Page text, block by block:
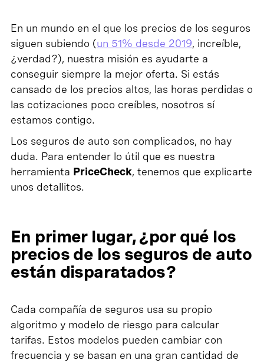
En un mundo en el que los precios de los seguros
siguen subiendo (un 51% desde 2019, increíble,
¿verdad?), nuestra misión es ayudarte a
conseguir siempre la mejor oferta. Si estás
cansado de los precios altos, las horas perdidas o
las cotizaciones poco creíbles, nosotros sí
estamos contigo.
Los seguros de auto son complicados, no hay
duda. Para entender lo útil que es nuestra
herramienta PriceCheck, tenemos que explicarte
unos detallitos.
En primer lugar, ¿por qué los
precios de los seguros de auto
están disparatados?
Cada compañía de seguros usa su propio
algoritmo y modelo de riesgo para calcular
tarifas. Estos modelos pueden cambiar con
frecuencia y se basan en una gran cantidad de